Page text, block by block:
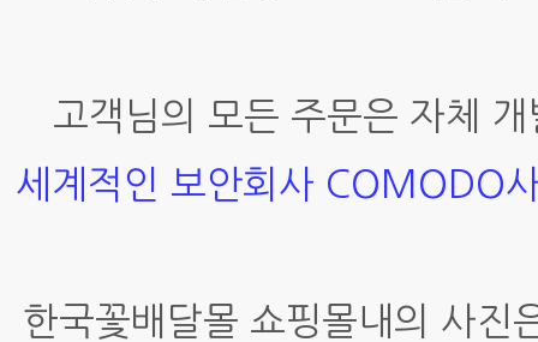
고객님의 모든 주문은 자체
세계적인 보안회사 COMODO
한국꽃배달몰 쇼핑몰내의 사진